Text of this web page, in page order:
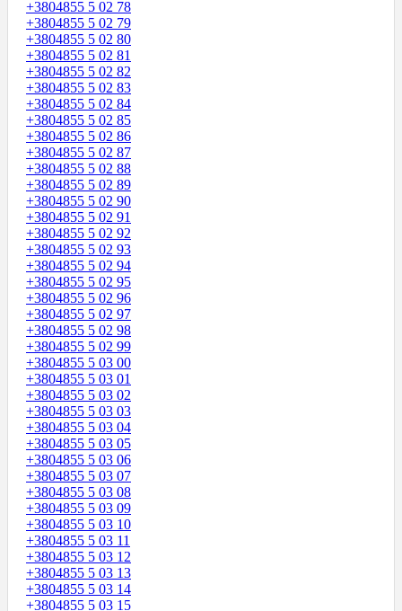
+3804855 5 02 78
+3804855 5 02 79
+3804855 5 02 80
+3804855 5 02 81
+3804855 5 02 82
+3804855 5 02 83
+3804855 5 02 84
+3804855 5 02 85
+3804855 5 02 86
+3804855 5 02 87
+3804855 5 02 88
+3804855 5 02 89
+3804855 5 02 90
+3804855 5 02 91
+3804855 5 02 92
+3804855 5 02 93
+3804855 5 02 94
+3804855 5 02 95
+3804855 5 02 96
+3804855 5 02 97
+3804855 5 02 98
+3804855 5 02 99
+3804855 5 03 00
+3804855 5 03 01
+3804855 5 03 02
+3804855 5 03 03
+3804855 5 03 04
+3804855 5 03 05
+3804855 5 03 06
+3804855 5 03 07
+3804855 5 03 08
+3804855 5 03 09
+3804855 5 03 10
+3804855 5 03 11
+3804855 5 03 12
+3804855 5 03 13
+3804855 5 03 14
+3804855 5 03 15